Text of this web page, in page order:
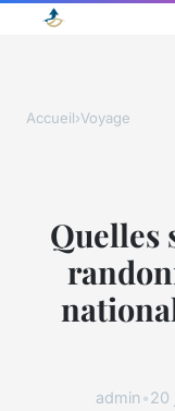
Accueil›Voyage
Quelles
admin•20